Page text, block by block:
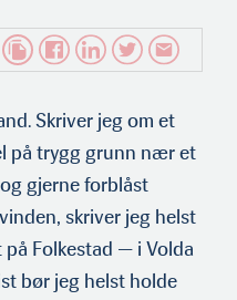
Skriver jeg om et
på trygg grunn nær et
gjerne forblåst
skriver jeg helst
Folkestad — i Volda
bør jeg helst holde